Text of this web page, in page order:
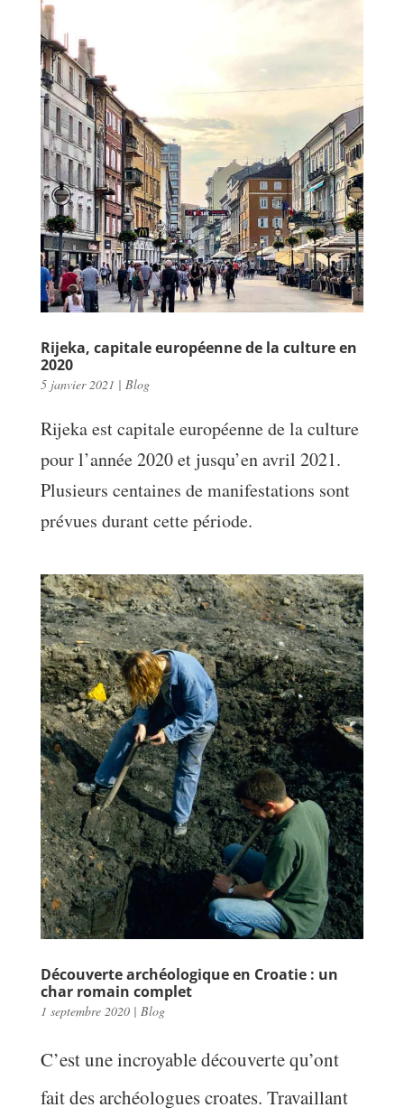
Rijeka, capitale européenne de la culture en
2020
5 janvier 2021 | Blog
Rijeka est capitale européenne de la culture
pour l’année 2020 et jusqu’en avril 2021.
Plusieurs centaines de manifestations sont
prévues durant cette période.
Découverte archéologique en Croatie : un
char romain complet
1 septembre 2020| Blog
C’est une incroyable découverte qu’ont
fait des archéologues croates. Travaillant